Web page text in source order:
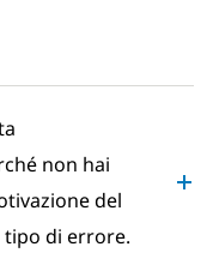
non hai
del
di errore.